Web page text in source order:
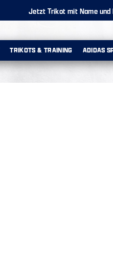
Jetzt Trikot mit Name
TRIKOTS & TRAINING ADIDAS